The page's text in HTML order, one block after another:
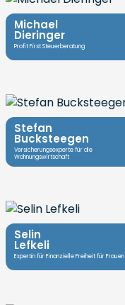
Michael
Dieringer
Profit First Steuerberatung
Stefan
Bucksteegen
Versicherungsexperte für die
Wohnungswirtschaft
Selin
Lefkeli
Expertin für Finanzielle Freiheit für Frauen